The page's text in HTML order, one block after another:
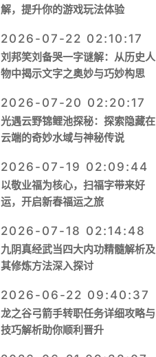
解，提升你的游戏玩法体验
2026-07-22 02:10:17
刘邦笑刘备哭一字谜解：从历史人
物中揭示文字之奥妙与巧妙构思
2026-07-20 02:20:17
光遇云野锦鲤池探秘：探索隐藏在
云端的奇妙水域与神秘传说
2026-07-19 02:09:44
以敬业福为核心，扫福字带来好
运，开启新春福运之旅
2026-07-18 02:14:48
九阴真经武当四大内功精髓解析及
其修炼方法深入探讨
2026-06-22 09:40:37
龙之谷弓箭手转职任务详细攻略与
技巧解析助你顺利晋升